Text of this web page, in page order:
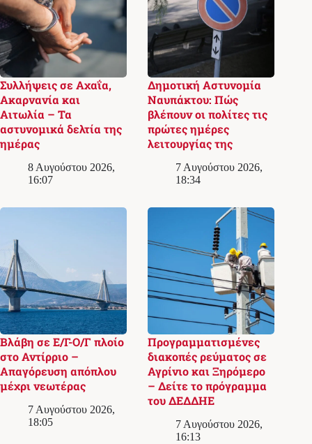
Συλλήψεις σε Αχαΐα,
Ακαρνανία και
Αιτωλία – Τα
αστυνομικά δελτία της
ημέρας
8 Αυγούστου 2026,
16:07
Δημοτική Αστυνομία
Ναυπάκτου: Πώς
βλέπουν οι πολίτες τις
πρώτες ημέρες
λειτουργίας της
7 Αυγούστου 2026,
18:34
Βλάβη σε Ε/Γ-Ο/Γ πλοίο
στο Αντίρριο –
Απαγόρευση απόπλου
μέχρι νεωτέρας
7 Αυγούστου 2026,
18:05
Προγραμματισμένες
διακοπές ρεύματος σε
Αγρίνιο και Ξηρόμερο
– Δείτε το πρόγραμμα
του ΔΕΔΔΗΕ
7 Αυγούστου 2026,
16:13